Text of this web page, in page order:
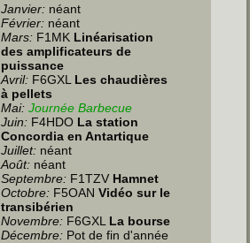
Janvier: néant
Février: néant
Mars: F1MK Linéarisation
des amplificateurs de
puissance
Avril: F6GXL Les chaudières
à pellets
Mai: Journée Barbecue
Juin: F4HDO La station
Concordia en Antartique
Juillet: néant
Août: néant
Septembre: F1TZV Hamnet
Octobre: F5OANVidéo sur le
transibérien
Novembre: F6GXL La bourse
Décembre: Pot de fin d'année